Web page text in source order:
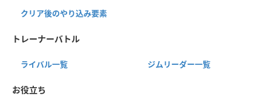
クリア後のやり込み要素
トレーナーバトル
ライバル一覧 ジムリーダー一覧
お役立ち